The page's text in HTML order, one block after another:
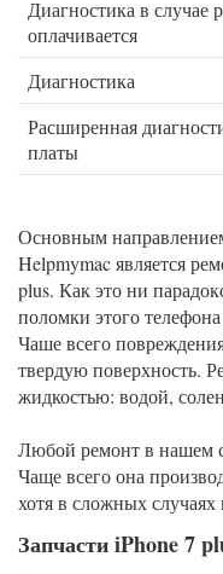
Диагностика в случае
оплачивается
Диагностика
Расширенная
платы
Основным
Helpmymac является
plus. Как это ни
поломки этого
Чаше всего
твердую поверхность.
жидкостью: водой,
Любой ремонт в нашем
Чаще всего она
хотя в сложных
Запчасти iPhone 7